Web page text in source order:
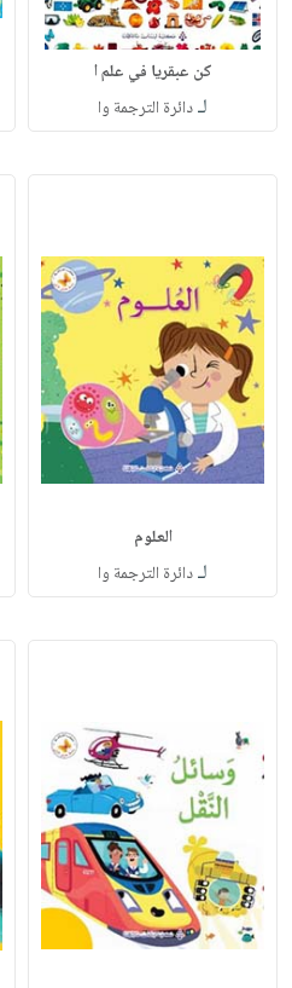
كن عبقريا في علم ا
لـدائرة الترجمة وا
العلوم
لـدائرة الترجمة وا